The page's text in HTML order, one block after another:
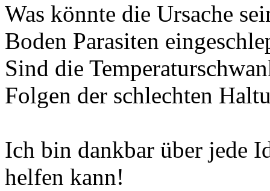
Was könnte die Ursache
Boden Parasiten
Sind die
Folgen der schlechten
Ich bin dankbar über jede
helfen kann!